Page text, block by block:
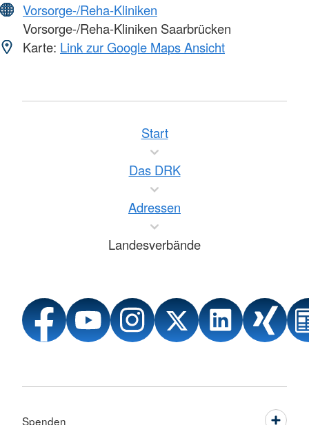
Vorsorge-/Reha-Kliniken
Vorsorge-/Reha-Kliniken Saarbrücken
Karte: Link zur Google Maps Ansicht
Start
Das DRK
Adressen
Landesverbände
Spenden